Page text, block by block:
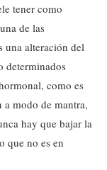
tener como
de las
una alteración del
determinados
como es
modo de mantra,
hay que bajar la
que no es en